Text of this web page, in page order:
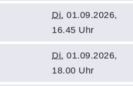
Di. 01.09.2026,
16.45 Uhr
Di. 01.09.2026,
18.00 Uhr